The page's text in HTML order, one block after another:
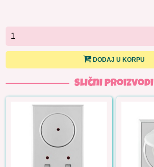
DODAJ U KORPU
Slični proizvodi